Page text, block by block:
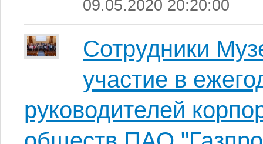
09.05.2020 20:20:00
Сотрудники
участие в
руководителей